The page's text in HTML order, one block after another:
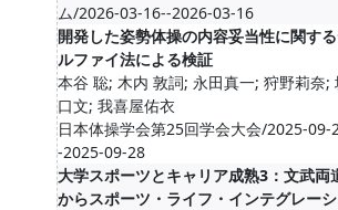
ム/2026-03-16--2026-03-16
開発した姿勢体操の内容妥当性に関す
ルファイ法による検証
本谷 聡; 木内 敦詞; 永田真一; 狩野莉奈;
口文; 我喜屋佑衣
日本体操学会第25回学会大会/2025-09-
-2025-09-28
大学スポーツとキャリア成熟3：文武両
からスポーツ・ライフ・インテグレー